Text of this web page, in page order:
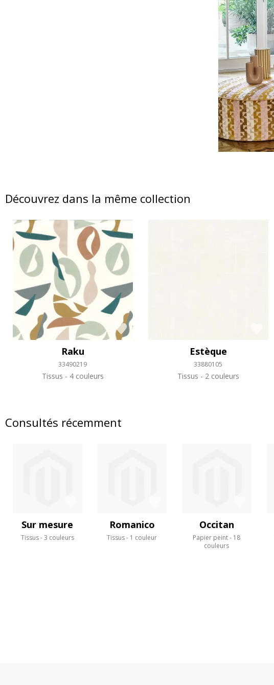
Découvrez dans la même collection
Raku
33490219
Tissus 4 couleurs
Estèque
33880105
Tissus 2 couleurs
Consultés récemment
Sur mesure
Tissus 3 couleurs
Romanico
Tissus 1 couleur
Occitan
Papier peint
18
couleurs